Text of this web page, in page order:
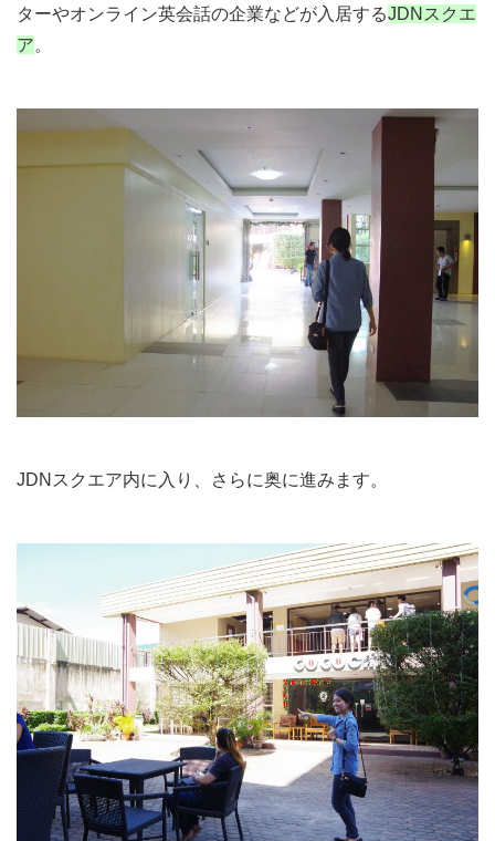
ターやオンライン英会話の企業などが入居するJDNスクエ
ア。
JDNスクエア内に入り、さらに奥に進みます。